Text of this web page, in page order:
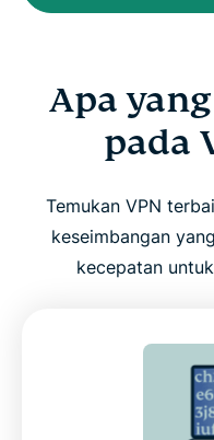
Apa
pada
Temukan VPN
keseimbangan
kecepatan